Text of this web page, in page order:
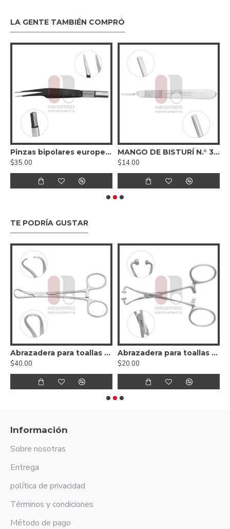
LA GENTE TAMBIÉN COMPRÓ
Pinzas bipolares europeas Jeweler 7, antiadherentes
$35.00
MANGO DE BISTURÍ N.° 3 ESTÁNDAR
$14.00
TE PODRÍA GUSTAR
Abrazadera para toallas Backhaus
$40.00
Abrazadera para toallas Backhaus (bola y casquillo)
$20.00
Información
Sobre nosotras
Entrega
política de privacidad
Términos y condiciones
Método de pago